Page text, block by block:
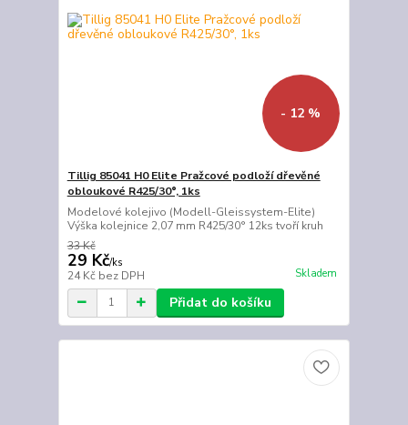
- 12 %
Tillig 85041 H0 Elite Pražcové podloží dřevěné
obloukové R425/30°, 1ks
Modelové kolejivo (Modell-Gleissystem-Elite)
Výška kolejnice 2,07 mm R425/30° 12ks tvoří kruh
33 Kč
29 Kč/ks
24 Kč bez DPH Skladem
Přidat do košíku